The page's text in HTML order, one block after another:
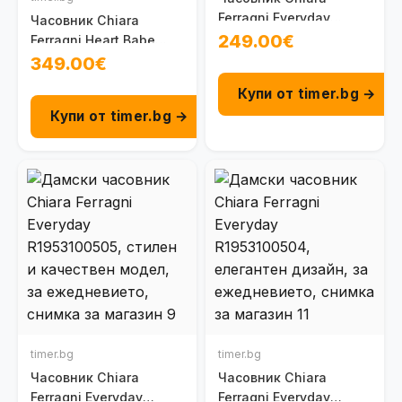
Часовник Chiara
Ferragni Heart Babe
R1951105501
349.00€
Купи от timer.bg →
Ferragni Everyday
R1953100509
249.00€
Купи от timer.bg →
timer.bg
Часовник Chiara
Ferragni Everyday
timer.bg
Часовник Chiara
Ferragni Everyday